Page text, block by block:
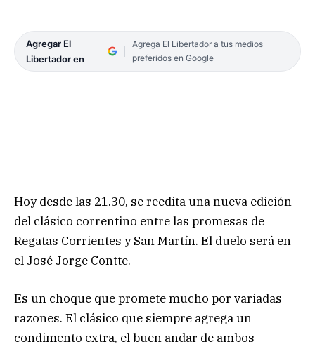
Agregar El
Libertador en
Agrega El Libertador a tus medios
preferidos en Google
Hoy desde las 21.30, se reedita una nueva edición
del clásico correntino entre las promesas de
Regatas Corrientes y San Martín. El duelo será en
el José Jorge Contte.
Es un choque que promete mucho por variadas
razones. El clásico que siempre agrega un
condimento extra, el buen andar de ambos